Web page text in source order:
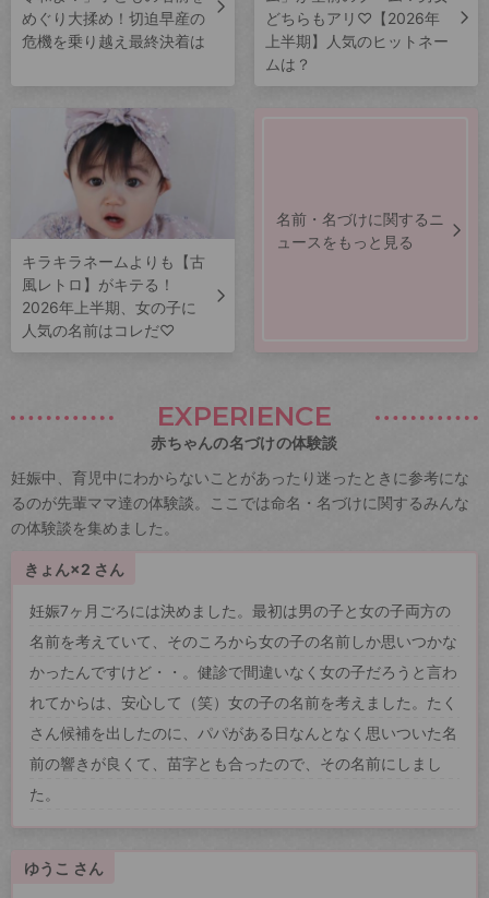
めぐり大揉め！切迫早産の
危機を乗り越え最終決着は
どちらもアリ♡【2026年
上半期】人気のヒットネー
ムは？
キラキラネームよりも【古
風レトロ】がキテる！
2026年上半期、女の子に
人気の名前はコレだ♡
名前・名づけに関するニ
ュースをもっと見る
EXPERIENCE
赤ちゃんの名づけの体験談
妊娠中、育児中にわからないことがあったり迷ったときに参考にな
るのが先輩ママ達の体験談。ここでは命名・名づけに関するみんな
の体験談を集めました。
きょん×2 さん
妊娠7ヶ月ごろには決めました。最初は男の子と女の子両方の
名前を考えていて、そのころから女の子の名前しか思いつかな
かったんですけど・・。健診で間違いなく女の子だろうと言わ
れてからは、安心して（笑）女の子の名前を考えました。たく
さん候補を出したのに、パパがある日なんとなく思いついた名
前の響きが良くて、苗字とも合ったので、その名前にしまし
た。
ゆうこ さん